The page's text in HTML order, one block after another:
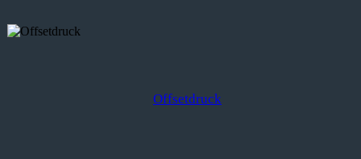
Offsetdruck